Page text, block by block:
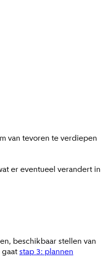
van tevoren te verdiepen
er eventueel verandert in
beschikbaar stellen van
stap 3: plannen